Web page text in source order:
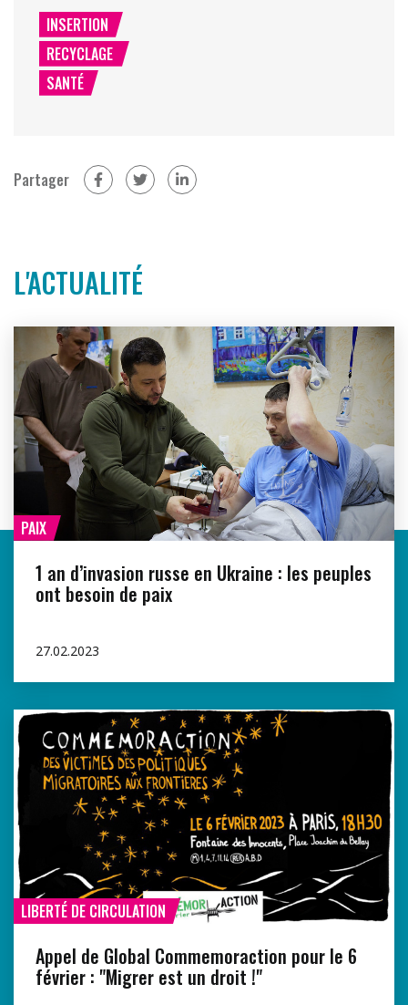
INSERTION
RECYCLAGE
SANTÉ
Partager sur Facebook (nouvelle fenêtre)
sur Twitter (nouvelle fenêtre)
sur Linkedin (nouvelle fenêtre)
L'ACTUALITÉ
PAIX
1 an d’invasion russe en Ukraine : les peuples
ont besoin de paix
27.02.2023
LIBERTÉ DE CIRCULATION
Appel de Global Commemoraction pour le 6
février : "Migrer est un droit !"